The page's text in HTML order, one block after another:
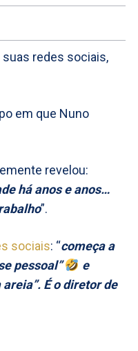
redes sociais,
em que Nuno
revelou:
há anos e anos…
”.
sociais: “começa a
pessoal”
e
É o diretor de